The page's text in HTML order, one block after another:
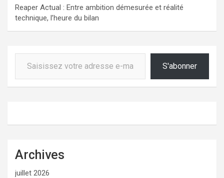
Reaper Actual : Entre ambition démesurée et réalité
technique, l’heure du bilan
Saisissez votre adresse e-mail…
S'abonner
Archives
juillet 2026